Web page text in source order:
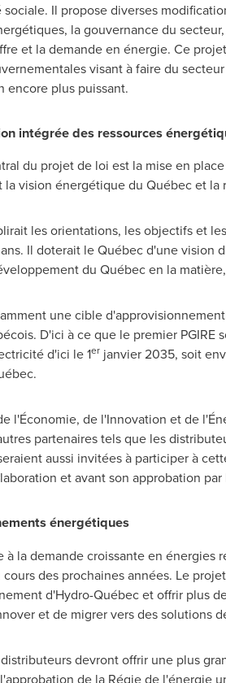
Il propose diverses
la gouvernance du
et la demande en énergie. Ce
visant à faire du
encore plus puissant.
intégrée des ressources
du projet de loi est la mise en
la vision énergétique du Québec et
les orientations, les objectifs et
Il doterait le Québec d'une vision
du Québec en la
une cible
D'ici à ce que le premier
d'ici le 1erjanvier 2035, soit
l'Économie, de l'Innovation et de
partenaires tels que les
aussi invitées à participer à
et avant son approbation
énergétiques
à la demande croissante en
cours des prochaines années. Le
d'Hydro-Québec et offrir plus
et de migrer vers des solutions
devront offrir une plus
de la Régie de l'énergie